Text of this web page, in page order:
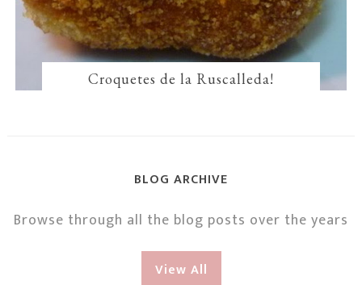
Croquetes de la Ruscalleda!
BLOG ARCHIVE
Browse through all the blog posts over the years
View All